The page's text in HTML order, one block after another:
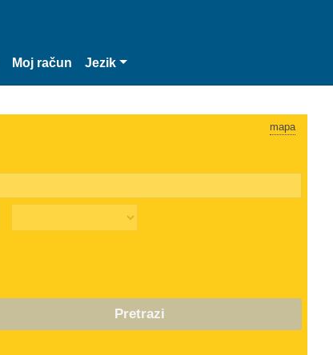
Moj račun Jezik
mapa
Pretrazi